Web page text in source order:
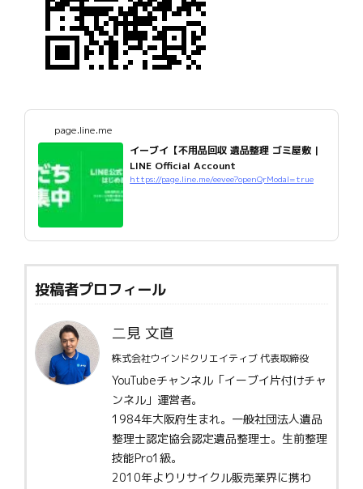
page.line.me
イーブイ【不用品回収 遺品整理 ゴミ屋敷 |
LINE Official Account
https://page.line.me/eevee?openQrModal=true
投稿者プロフィール
二見 文直
株式会社ウインドクリエイティブ 代表取締役
YouTubeチャンネル「イーブイ片付けチャ
ンネル」運営者。
1984年大阪府生まれ。一般社団法人遺品
整理士認定協会認定遺品整理士。生前整理
技能Pro1級。
2010年よりリサイクル販売業界に携わ